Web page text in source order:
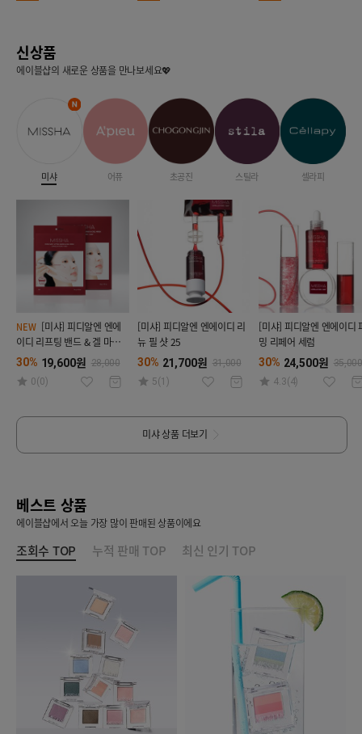
신상품
에이블샵의 새로운 상품을 만나보세요💖
미샤 어퓨 초공진 스틸라 셀라피
NEW
이디 리프팅 밴드 & 겔 마스크
(4매입)
30% 19,600원 28,000
0(0)
[미샤] 피디알엔 엔에이디 리
뉴 필 샷 25
30% 21,700원 31,000
5(1)
[미샤] 피디알엔 엔에이디
밍 리페어 세럼
30% 24,500원 35,000
4.3(4)
미샤상품 더보기
베스트 상품
에이블샵에서 오늘 가장 많이 판매된 상품이에요
조회수 TOP 누적 판매 TOP 최신 인기 TOP